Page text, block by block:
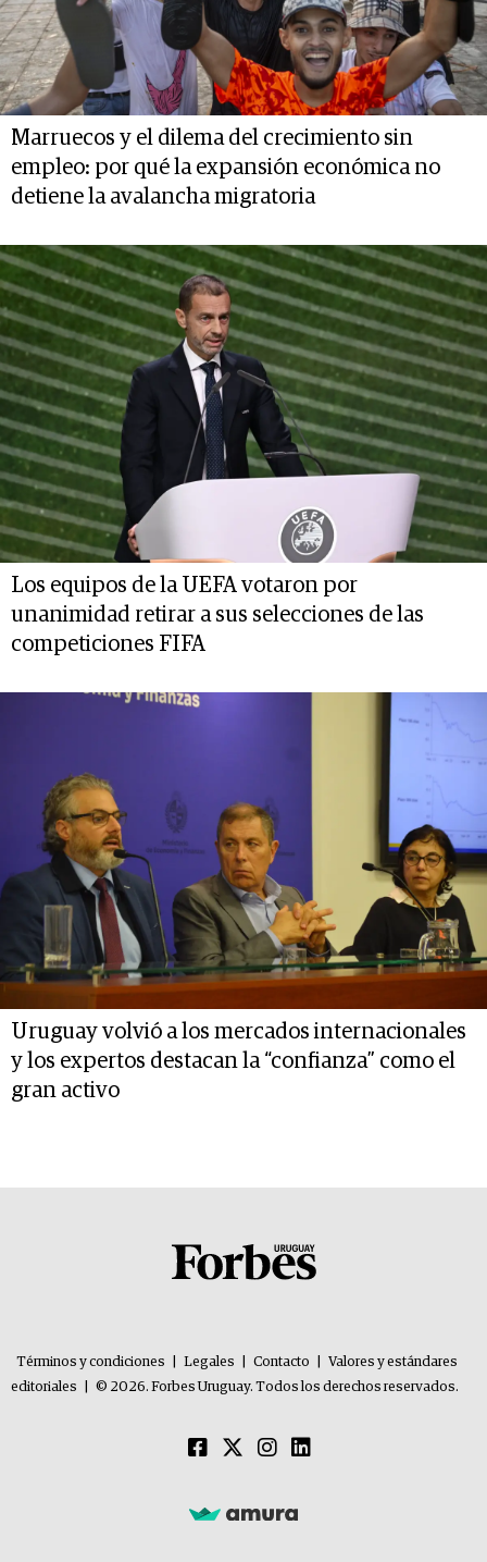
Marruecos y el dilema del crecimiento sin
empleo: por qué la expansión económica no
detiene la avalancha migratoria
Los equipos de la UEFA votaron por
unanimidad retirar a sus selecciones de las
competiciones FIFA
Uruguay volvió a los mercados internacionales
y los expertos destacan la “confianza” como el
gran activo
Términos y condiciones Legales Contacto
Valores y estándares
editoriales
© 2026. Forbes Uruguay. Todos los derechos reservados.